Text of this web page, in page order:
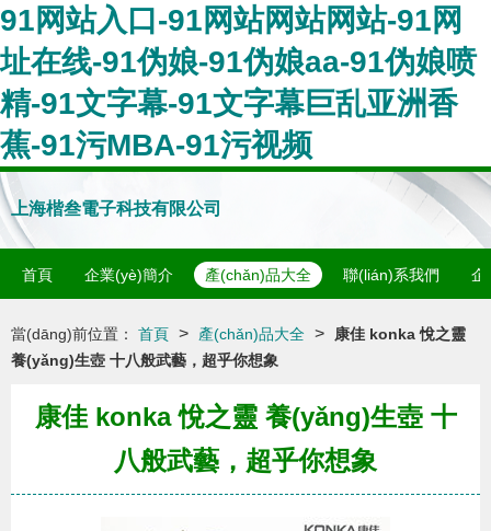
91网站入口-91网站网站网站-91网
址在线-91伪娘-91伪娘aa-91伪娘喷
精-91文字幕-91文字幕巨乱亚洲香
蕉-91污MBA-91污视频
上海楷叁電子科技有限公司
首頁 企業(yè)簡介 產(chǎn)品大全 聯(lián)系我們 企
當(dāng)前位置： 首頁 > 產(chǎn)品大全 >
康佳 konka 悅之靈
養(yǎng)生壺 十八般武藝，超乎你想象
康佳 konka 悅之靈 養(yǎng)生壺 十
八般武藝，超乎你想象